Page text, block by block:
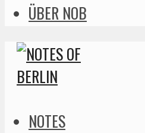
ÜBER NOB
NOTES